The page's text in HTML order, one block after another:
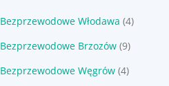
Bezprzewodowe Włodawa (4)
Bezprzewodowe Brzozów (9)
Bezprzewodowe Węgrów (4)